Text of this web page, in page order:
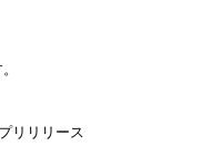
リリリース